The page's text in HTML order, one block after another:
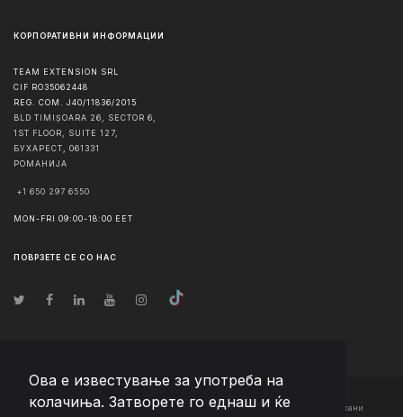
Ова е известување за употреба на
колачиња. Затворете го еднаш и ќе
КОРПОРАТИВНИ ИНФОРМАЦИИ
TEAM EXTENSION SRL
CIF RO35062448
REG. COM. J40/11836/2015
BLD TIMIȘOARA 26, SECTOR 6,
1ST FLOOR, SUITE 127,
БУХАРЕСТ
061331
РОМАНИЈА
+1 650 297 6550
MON-FRI 09:00-18:00 EET
ПОВРЗЕТЕ СЕ СО НАС
© Авторско право2026 Team Extension Macedonia - Сите права задржани